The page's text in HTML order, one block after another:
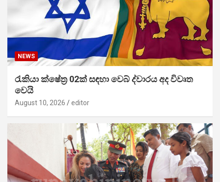
NEWS
රැකියා ක්ෂේත්‍ර 02ක් සඳහා වෙබ් ද්වාරය අද විවෘත
වෙයි
August 10, 2026 editor